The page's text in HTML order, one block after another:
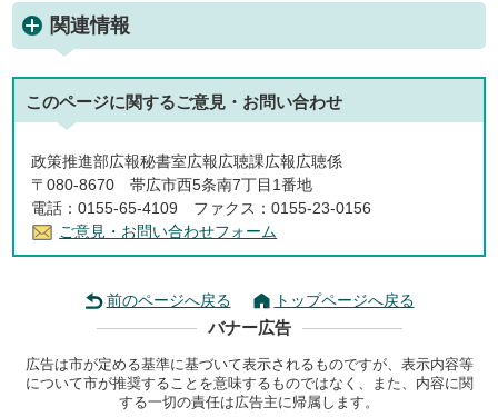
関連情報
このページに関するご意見・お問い合わせ
政策推進部広報秘書室広報広聴課広報広聴係
〒080-8670 帯広市西5条南7丁目1番地
電話：0155-65-4109 ファクス：0155-23-0156
ご意見・お問い合わせフォーム
前のページへ戻る トップページへ戻る
バナー広告
広告は市が定める基準に基づいて表示されるものですが、表示内容等
について市が推奨することを意味するものではなく、また、内容に関
する一切の責任は広告主に帰属します。